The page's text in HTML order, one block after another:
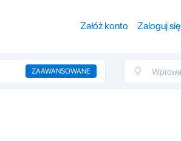
Załóż konto Zaloguj się
ZAAWANSOWANE